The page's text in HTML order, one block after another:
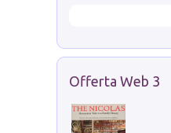
Offerta Web 3